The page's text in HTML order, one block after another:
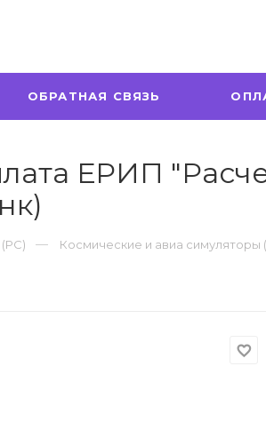
ОБРАТНАЯ СВЯЗЬ
ЕРИП
Космические и авиа симуляторы
favorite_border